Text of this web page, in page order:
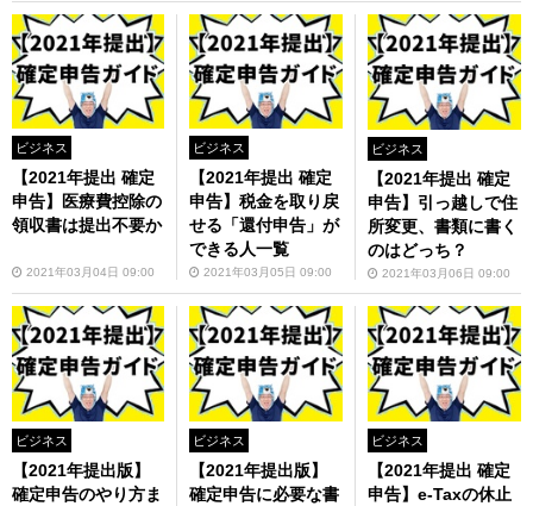
ビジネス
【2021年提出 確定
申告】医療費控除の
領収書は提出不要か
2021年03月04日 09:00
ビジネス
【2021年提出 確定
申告】税金を取り戻
せる「還付申告」が
できる人一覧
2021年03月05日 09:00
ビジネス
【2021年提出 確定
申告】引っ越しで住
所変更、書類に書く
のはどっち？
2021年03月06日 09:00
ビジネス
【2021年提出版】
確定申告のやり方ま
ビジネス
【2021年提出版】
確定申告に必要な書
ビジネス
【2021年提出 確定
申告】e-Taxの休止